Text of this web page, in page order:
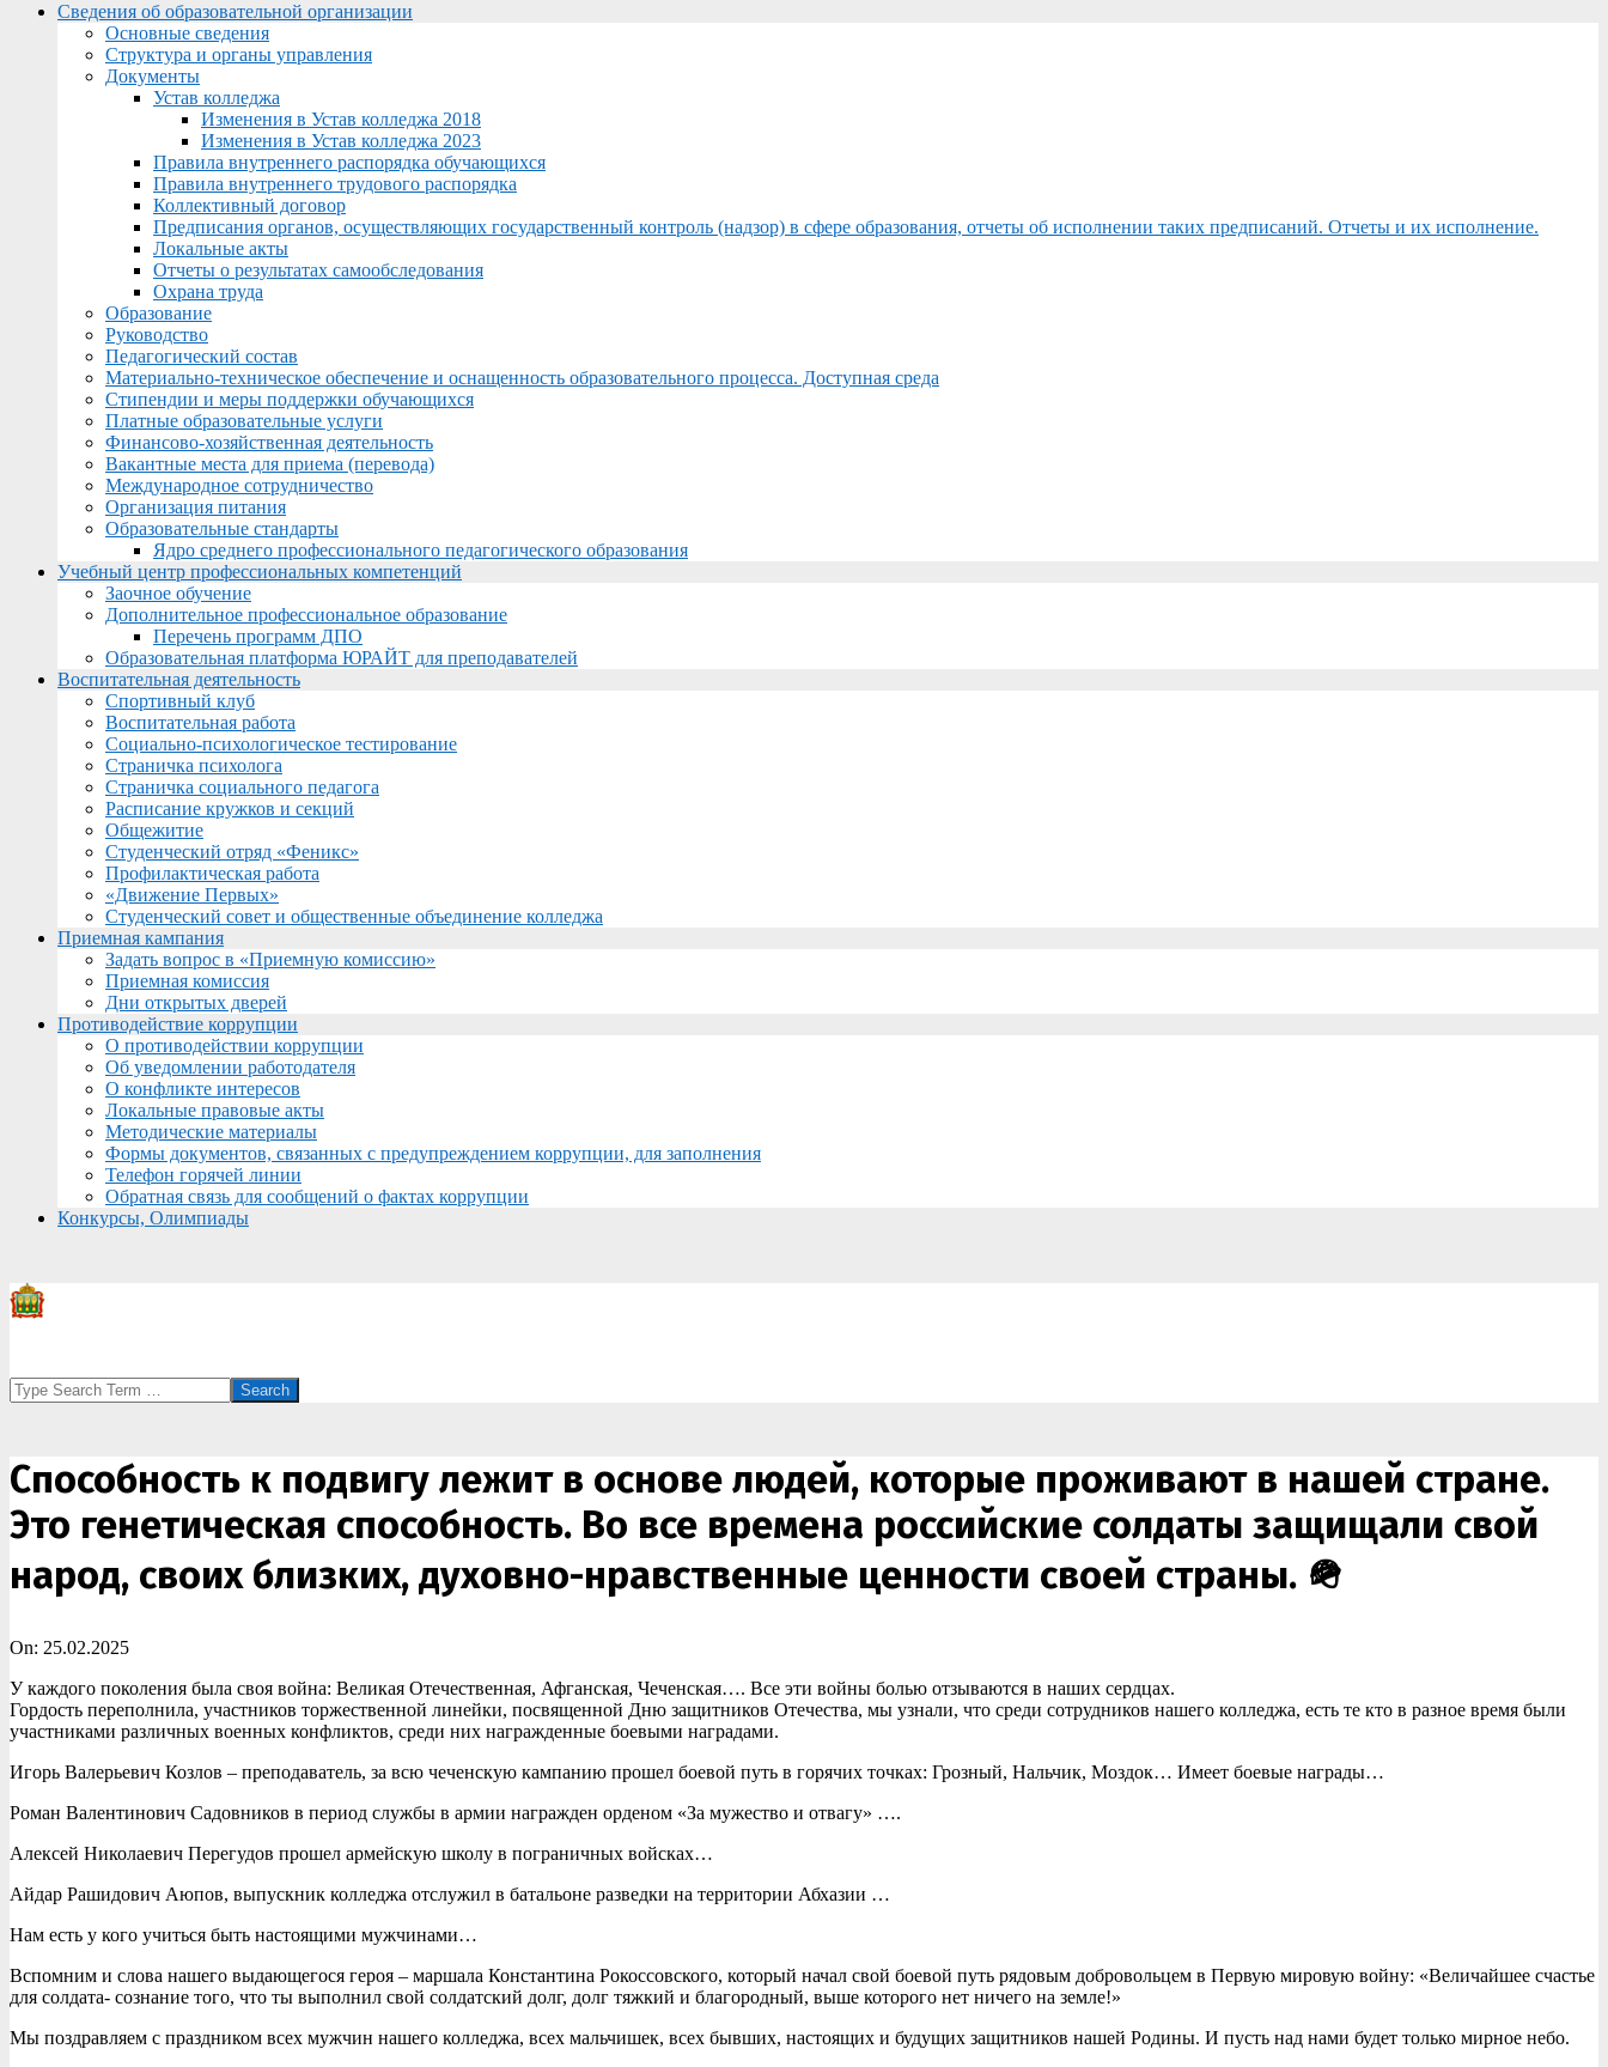
Menu
Сведения об образовательной организации
Основные сведения
Структура и органы управления
Документы
Устав колледжа
Изменения в Устав колледжа 2018
Изменения в Устав колледжа 2023
Правила внутреннего распорядка обучающихся
Правила внутреннего трудового распорядка
Коллективный договор
Предписания органов, осуществляющих государственный контроль (надзор) в сфере образования, отчеты об исполнении таких предписаний. Отчеты и их исполнение.
Локальные акты
Отчеты о результатах самообследования
Охрана труда
Образование
Руководство
Педагогический состав
Материально-техническое обеспечение и оснащенность образовательного процесса. Доступная среда
Стипендии и меры поддержки обучающихся
Платные образовательные услуги
Финансово-хозяйственная деятельность
Вакантные места для приема (перевода)
Международное сотрудничество
Организация питания
Образовательные стандарты
Ядро среднего профессионального педагогического образования
Учебный центр профессиональных компетенций
Заочное обучение
Дополнительное профессиональное образование
Перечень программ ДПО
Образовательная платформа ЮРАЙТ для преподавателей
Воспитательная деятельность
Спортивный клуб
Воспитательная работа
Социально-психологическое тестирование
Страничка психолога
Страничка социального педагога
Расписание кружков и секций
Общежитие
Студенческий отряд «Феникс»
Профилактическая работа
«Движение Первых»
Студенческий совет и общественные объединение колледжа
Приемная кампания
Задать вопрос в «Приемную комиссию»
Приемная комиссия
Дни открытых дверей
Противодействие коррупции
О противодействии коррупции
Об уведомлении работодателя
О конфликте интересов
Локальные правовые акты
Методические материалы
Формы документов, связанных с предупреждением коррупции, для заполнения
Телефон горячей линии
Обратная связь для сообщений о фактах коррупции
Конкурсы, Олимпиады
Search
Способность к подвигу лежит в основе людей, которые проживают в нашей стране.
Это генетическая способность. Во все времена российские солдаты защищали свой
народ, своих близких, духовно-нравственные ценности своей страны. 🪖
On: 25.02.2025
У каждого поколения была своя война: Великая Отечественная, Афганская, Чеченская…. Все эти войны болью отзываются в наших сердцах.
Гордость переполнила, участников торжественной линейки, посвященной Дню защитников Отечества, мы узнали, что среди сотрудников нашего колледжа, есть те кто в разное время были
участниками различных военных конфликтов, среди них награжденные боевыми наградами.
Игорь Валерьевич Козлов – преподаватель, за всю чеченскую кампанию прошел боевой путь в горячих точках: Грозный, Нальчик, Моздок… Имеет боевые награды…
Роман Валентинович Садовников в период службы в армии награжден орденом «За мужество и отвагу» ….
Алексей Николаевич Перегудов прошел армейскую школу в пограничных войсках…️
Айдар Рашидович Аюпов, выпускник колледжа отслужил в батальоне разведки на территории Абхазии … ️
Нам есть у кого учиться быть настоящими мужчинами…
Вспомним и слова нашего выдающегося героя – маршала Константина Рокоссовского, который начал свой боевой путь рядовым добровольцем в Первую мировую войну: «Величайшее счастье
для солдата- сознание того, что ты выполнил свой солдатский долг, долг тяжкий и благородный, выше которого нет ничего на земле!»️
Мы поздравляем с праздником всех мужчин нашего колледжа, всех мальчишек, всех бывших, настоящих и будущих защитников нашей Родины. И пусть над нами будет только мирное небо. ️